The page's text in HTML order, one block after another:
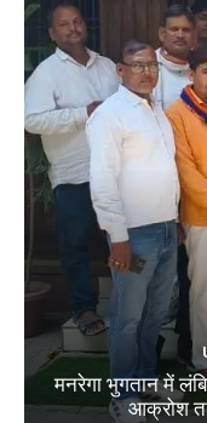
मनरेगा भुगतान में
आक्रोश